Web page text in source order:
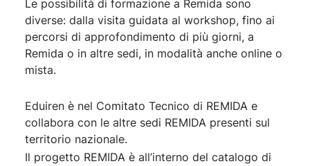
Le possibilità di formazione a Remida sono
diverse: dalla visita guidata al workshop, fino ai
percorsi di approfondimento di più giorni, a
Remida o in altre sedi, in modalità anche online o
mista.
Eduiren è nel Comitato Tecnico di REMIDA e
collabora con le altre sedi REMIDA presenti sul
territorio nazionale.
Il progetto REMIDA è all’interno del catalogo di